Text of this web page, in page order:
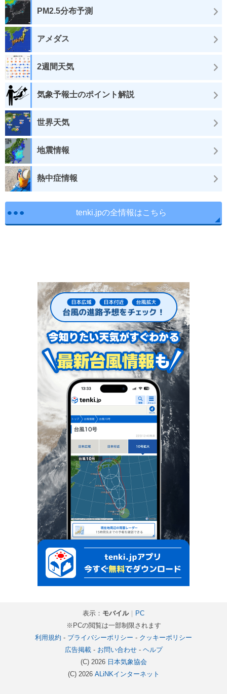
PM2.5分布予測
アメダス
2週間天気
気象予報士のポイント解説
世界天気
地震情報
熱中症情報
tenki.jpの全情報はこちら
表示： モバイル｜ PC
※PCの閲覧は一部制限されます
利用規約 - プライバシーポリシー - クッキーポリシー
広告掲載- お問い合わせ- ヘルプ
(C) 2026 日本気象協会
(C) 2026 ALiNKインターネット